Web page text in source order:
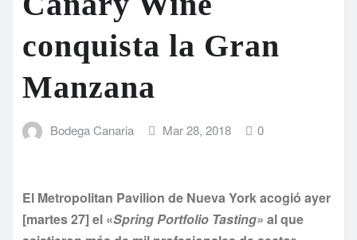
conquista la Gran
Manzana
Bodega Canaria Mar 28, 2018 0
El Metropolitan Pavilion de Nueva York acogió ayer
[martes 27] el «Spring Portfolio Tasting» al que